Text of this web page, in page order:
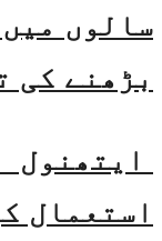
بڑھنے کی
ایتھنول
استعمال